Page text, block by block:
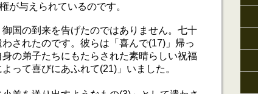
が与えられているのです。
国の到来を告げたのではありません。七十
されたのです。彼らは「喜んで(17)」帰っ
の弟子たちにもたらされた素晴らしい祝福
って喜びにあふれて(21)」いました。